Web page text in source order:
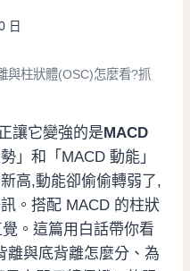
日
與柱狀體(OSC)怎麼看?抓
讓它變強的是MACD
」和「MACD 動能」
高,動能卻偷偷轉弱了,
。搭配 MACD 的柱狀
。這篇用白話帶你看
離與底背離怎麼分、為